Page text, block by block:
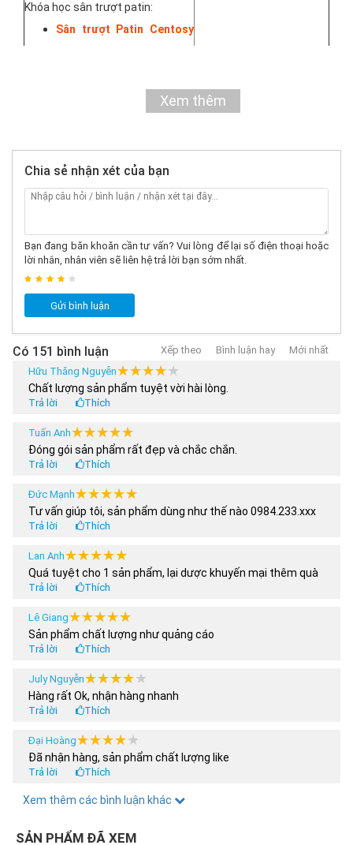
Khóa học sân trượt patin:
Sân trượt Patin Centosy
Sàn TMĐT
056.33.22.686
THAM KHẢO THÊM:
Các mẫu Ván Trượt Centosy
Các mẫuVán Trượt Cougar
Các sản phẩmPhụ kiện Patin
Xem thêm
Chia sẻ nhận xét của bạn
Bạn đang băn khoăn cần tư vấn? Vui lòng để lại số điện thoại hoặc
lời nhắn, nhân viên sẽ liên hệ trả lời bạn sớm nhất.
Gửi bình luận
Có 151 bình luận Xếp theo Bình luận hay
Mới nhất
Hữu Thăng Nguyễn★★★★★
★★★★★
Chất lượng sản phẩm tuyệt vời hài lòng.
Trả lời Thích
Tuấn Anh★★★★★
★★★★★
Đóng gói sản phẩm rất đẹp và chắc chắn.
Trả lời Thích
Đức Mạnh★★★★★
★★★★★
Tư vấn giúp tôi, sản phẩm dùng như thế nào 0984.233.xxx
Trả lời Thích
Lan Anh★★★★★
★★★★★
Quá tuyệt cho 1 sản phẩm, lại dược khuyến mại thêm quà
Trả lời Thích
Lê Giang★★★★★
★★★★★
Sản phẩm chất lượng như quảng cáo
Trả lời Thích
July Nguyễn★★★★★
★★★★★
Hàng rất Ok, nhận hàng nhanh
Trả lời Thích
Đại Hoàng★★★★★
★★★★★
Đã nhận hàng, sản phẩm chất lượng like
Trả lời Thích
Hoàng Anh ★★★★★
★★★★★
mại 30% ko shop
Xem thêm các bình luận khác
SẢN PHẨM ĐÃ XEM